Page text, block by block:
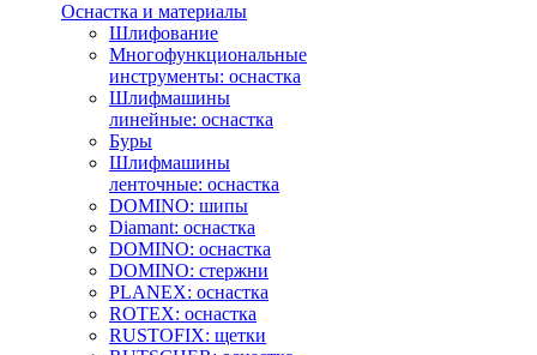
Оснастка и материалы
Шлифование
Многофункциональные
инструменты: оснастка
Шлифмашины
линейные: оснастка
Буры
Шлифмашины
ленточные: оснастка
DOMINO: шипы
Diamant: оснастка
DOMINO: оснастка
DOMINO: стержни
PLANEX: оснастка
ROTEX: оснастка
RUSTOFIX: щетки